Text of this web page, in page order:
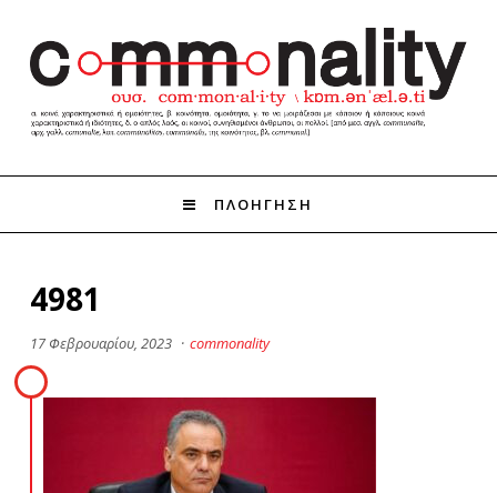
ΠΛΟΗΓΗΣΗ
4981
17 Φεβρουαρίου, 2023 · commonality